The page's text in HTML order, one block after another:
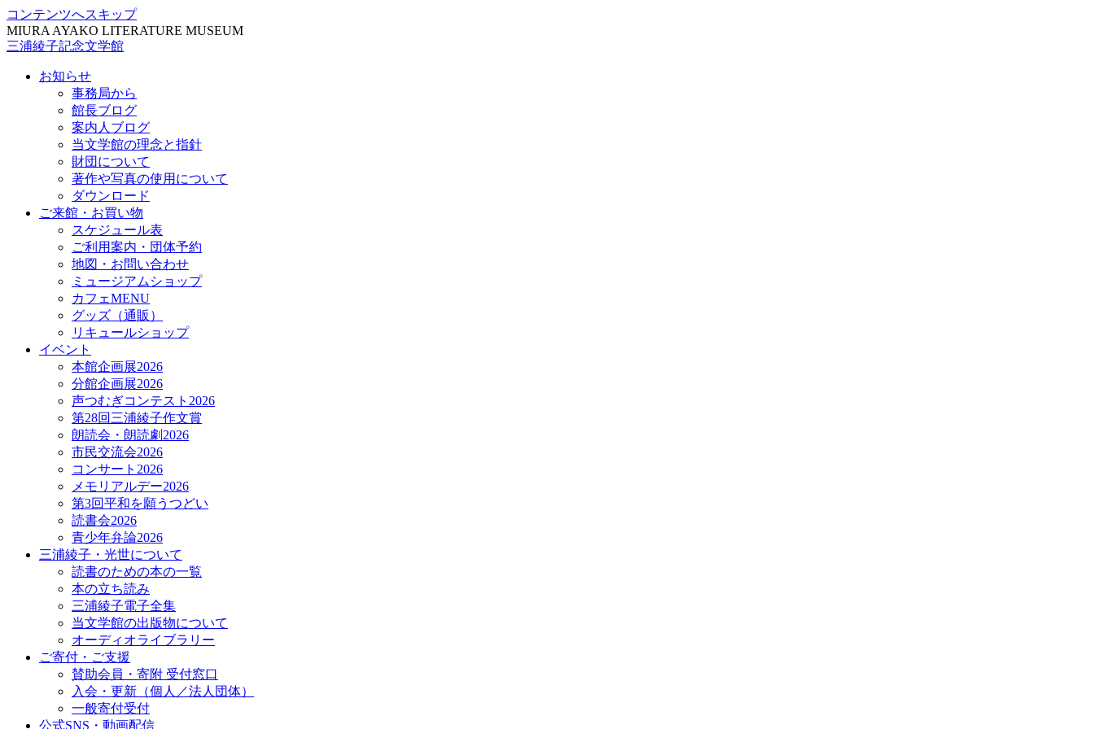
コンテンツへスキップ
MIURA AYAKO LITERATURE MUSEUM
三浦綾子記念文学館
お知らせ
事務局から
館長ブログ
案内人ブログ
当文学館の理念と指針
財団について
著作や写真の使用について
ダウンロード
ご来館・お買い物
スケジュール表
ご利用案内・団体予約
地図・お問い合わせ
ミュージアムショップ
カフェMENU
グッズ（通販）
リキュールショップ
イベント
本館企画展2026
分館企画展2026
声つむぎコンテスト2026
第28回三浦綾子作文賞
朗読会・朗読劇2026
市民交流会2026
コンサート2026
メモリアルデー2026
第3回平和を願うつどい
読書会2026
青少年弁論2026
三浦綾子・光世について
読書のための本の一覧
本の立ち読み
三浦綾子電子全集
当文学館の出版物について
オーディオライブラリー
ご寄付・ご支援
賛助会員・寄附 受付窓口
入会・更新（個人／法人団体）
一般寄付受付
公式SNS・動画配信